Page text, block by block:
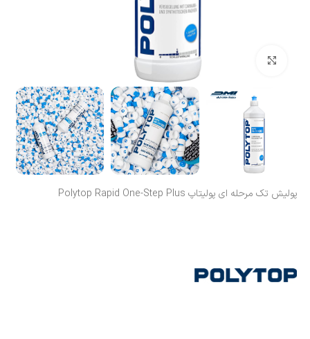
پولیش تک مرحله ای پولیتاپ Polytop Rapid One-Step Plus